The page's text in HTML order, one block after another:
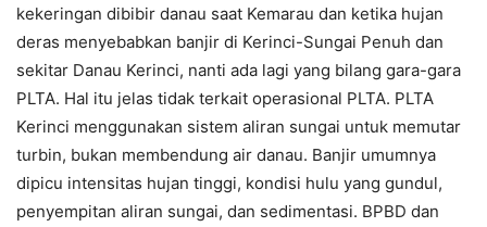
kekeringan dibibir danau saat Kemarau dan ketika hujan
deras menyebabkan banjir di Kerinci-Sungai Penuh dan
sekitar Danau Kerinci, nanti ada lagi yang bilang gara-gara
PLTA. Hal itu jelas tidak terkait operasional PLTA. PLTA
Kerinci menggunakan sistem aliran sungai untuk memutar
turbin, bukan membendung air danau. Banjir umumnya
dipicu intensitas hujan tinggi, kondisi hulu yang gundul,
penyempitan aliran sungai, dan sedimentasi. BPBD dan